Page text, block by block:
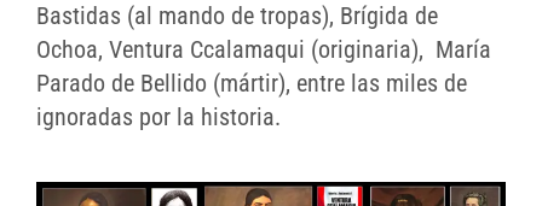
Bastidas (al mando de tropas), Brígida de
Ochoa, Ventura Ccalamaqui (originaria), María
Parado de Bellido (mártir), entre las miles de
ignoradas por la historia.